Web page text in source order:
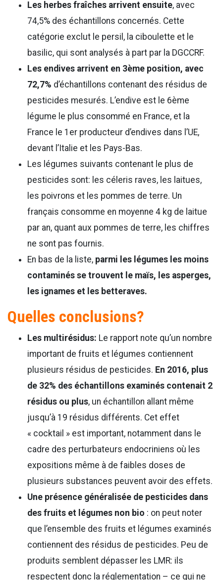
Les herbes fraîches arrivent ensuite, avec
74,5% des échantillons concernés. Cette
catégorie exclut le persil, la ciboulette et le
basilic, qui sont analysés à part par la DGCCRF.
Les endives arrivent en 3ème position, avec
72,7% d’échantillons contenant des résidus de
pesticides mesurés. L’endive est le 6ème
légume le plus consommé en France, et la
France le 1er producteur d’endives dans l’UE,
devant l’Italie et les Pays-Bas.
Les légumes suivants contenant le plus de
pesticides sont: les céleris raves, les laitues,
les poivrons et les pommes de terre. Un
français consomme en moyenne 4 kg de laitue
par an, quant aux pommes de terre, les chiffres
ne sont pas fournis.
En bas de la liste, parmi les légumes les moins
contaminés se trouvent le maïs, les asperges,
les ignames et les betteraves.
Quelles conclusions?
Les multirésidus: Le rapport note qu’un nombre
important de fruits et légumes contiennent
plusieurs résidus de pesticides. En 2016, plus
de 32% des échantillons examinés contenait 2
résidus ou plus, un échantillon allant même
jusqu’à 19 résidus différents. Cet effet
« cocktail » est important, notamment dans le
cadre des perturbateurs endocriniens où les
expositions même à de faibles doses de
plusieurs substances peuvent avoir des effets.
Une présence généralisée de pesticides dans
des fruits et légumes non bio : on peut noter
que l’ensemble des fruits et légumes examinés
contiennent des résidus de pesticides. Peu de
produits semblent dépasser les LMR: ils
respectent donc la réglementation – ce qui ne